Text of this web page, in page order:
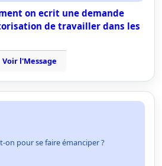
on ecrit une demande
de travailler dans les
Voir l'Message
on pour se faire émanciper ?